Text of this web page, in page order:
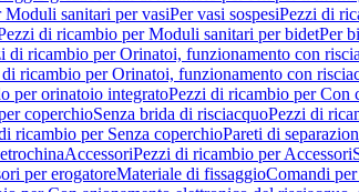
sanitari per vasiPer vasi sospesiPezzi di
di ricambio per Moduli sanitari per bidetPer
di ricambio per Orinatoi, funzionamento con
ricambio per Orinatoi, funzionamento con
per orinatoio integratoPezzi di ricambio per Con
coperchioSenza brida di risciacquoPezzi di
ricambio per Senza coperchioPareti di
AccessoriPezzi di ricambio per Accessori
per erogatoreMateriale di fissaggioComandi